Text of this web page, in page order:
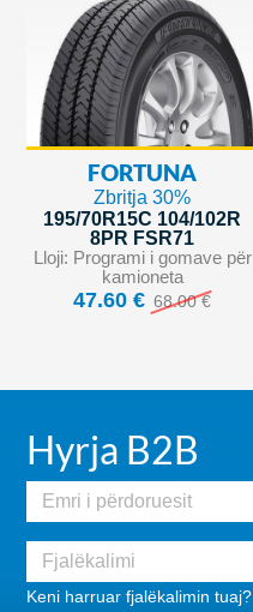
FORTUNA
Zbritja 30%
195/70R15C 104/102R
8PR FSR71
Lloji: Programi i gomave për
kamioneta
47.60 € 68.00 €
Hyrja B2B
Keni harruar fjalëkalimin tuaj?